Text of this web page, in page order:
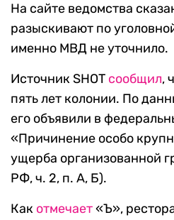
На сайте ведомства
разыскивают по
именно МВД не уточнило.
Источник SHOT сообщил,
пять лет колонии. По
его объявили в
«Причинение особо
ущерба организованной
РФ, ч. 2, п. А, Б).
Как отмечает«Ъ»,